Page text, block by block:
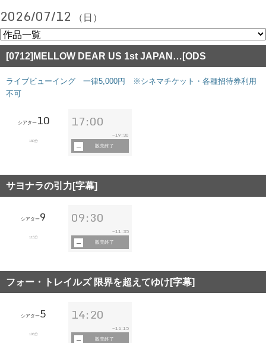
2026/07/12 （日）
[0712]MELLOW DEAR US 1st JAPAN…[ODS
ライブビューイング 一律5,000円 ※シネマチケット・各種招待券利用
不可
シアター10
180分
17:00
~ 19:30
販売終了
サヨナラの引力[字幕]
シアター9
115分
09:30
~11:35
販売終了
フォー・トレイルズ 限界を超えてゆけ[字幕]
シアター5
106分
14:20
~16:15
販売終了